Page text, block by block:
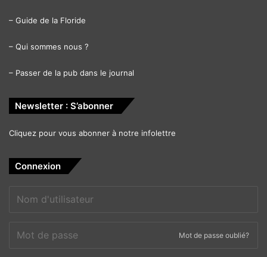
– Guide de la Floride
– Qui sommes nous ?
– Passer de la pub dans le journal
Newsletter : S’abonner
Cliquez pour vous abonner à notre infolettre
Connexion
Mot de passe oublié?